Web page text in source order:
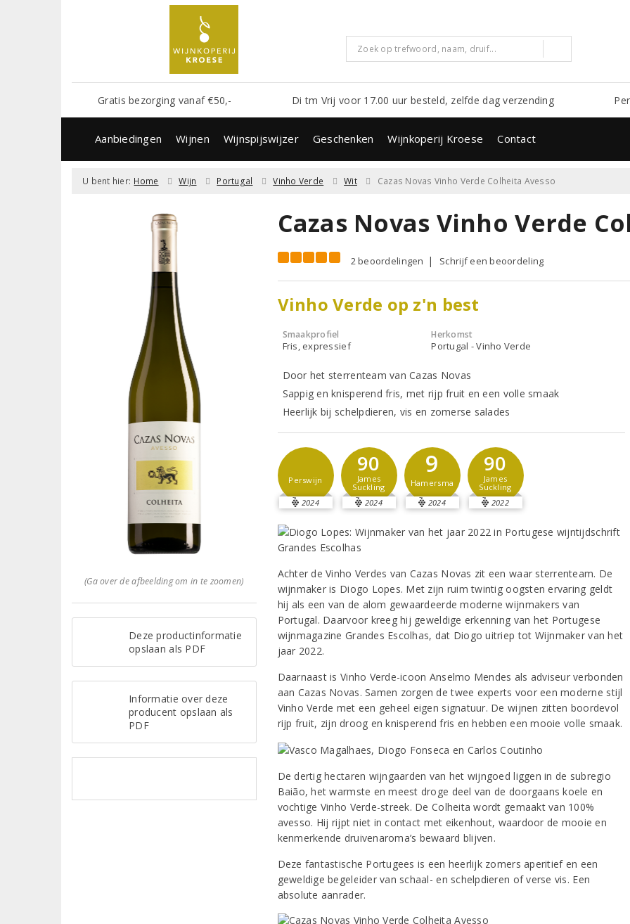
Gratis bezorging vanaf €50,- Di tm Vrij voor 17.00 uur besteld, zelfde dag verzending
Aanbiedingen Wijnen Wijnspijswijzer Geschenken Wijnkoperij Kroese Contact
U bent hier: Home Wijn Portugal Vinho Verde Wit Cazas Novas Vinho Verde Colheita Avesso
(Ga over de afbeelding om in te zoomen)
Deze productinformatie
opslaan als PDF
Informatie over deze
producent opslaan als
PDF
Cazas Novas Vinho Verde
2 beoordelingen Schrijf een beoordeling
Vinho Verde op z'n best
Smaakprofiel
Fris, expressief
Herkomst
Portugal - Vinho Verde
Door het sterrenteam van Cazas Novas
Sappig en knisperend fris, met rijp fruit en een volle smaak
Heerlijk bij schelpdieren, vis en zomerse salades
Perswijn
2024
90
James
Suckling
2024
9
Hamersma
2024
90
James
Suckling
2022
Achter de Vinho Verdes van Cazas Novas zit een waar sterrenteam. De
wijnmaker is Diogo Lopes. Met zijn ruim twintig oogsten ervaring geldt
hij als een van de alom gewaardeerde moderne wijnmakers van
Portugal. Daarvoor kreeg hij geweldige erkenning van het Portugese
wijnmagazine Grandes Escolhas, dat Diogo uitriep tot Wijnmaker van het
jaar 2022.
Daarnaast is Vinho Verde-icoon Anselmo Mendes als adviseur verbonden
aan Cazas Novas. Samen zorgen de twee experts voor een moderne stijl
Vinho Verde met een geheel eigen signatuur. De wijnen zitten boordevol
rijp fruit, zijn droog en knisperend fris en hebben een mooie volle smaak.
De dertig hectaren wijngaarden van het wijngoed liggen in de subregio
Baião, het warmste en meest droge deel van de doorgaans koele en
vochtige Vinho Verde-streek. De Colheita wordt gemaakt van 100%
avesso. Hij rijpt niet in contact met eikenhout, waardoor de mooie en
kenmerkende druivenaroma’s bewaard blijven.
Deze fantastische Portugees is een heerlijk zomers aperitief en een
geweldige begeleider van schaal- en schelpdieren of verse vis. Een
absolute aanrader.